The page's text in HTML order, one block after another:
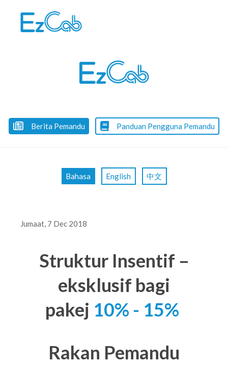
Berita Pemandu Panduan Pengguna Pemandu
Bahasa English 中文
Jumaat, 7 Dec 2018
Struktur Insentif –
eksklusif bagi
pakej 10% - 15%
Rakan Pemandu